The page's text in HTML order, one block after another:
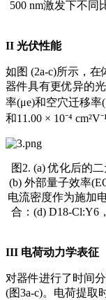
500 nm激发下不同
II 光伏性能
如图 (2a-c)所示，
器件具有更优异的
率(μe)和空穴迁移率
和11.00 × 10⁻⁴
图2. (a) 优化后的
(b) 外部量子效率
电流密度作为施加
合：(d) D18-Cl:Y6
III 电荷动力学表征
对器件进行了时间
(图3a-c)。电荷提取